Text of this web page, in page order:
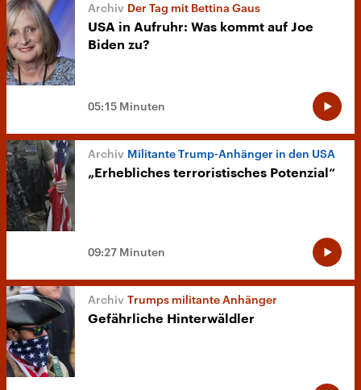
Der Tag mit Bettina Gaus
USA in Aufruhr: Was kommt auf Joe
Biden zu?
05:15 Minuten
Militante Trump-Anhänger in den USA
„Erhebliches terroristisches Potenzial“
09:27 Minuten
Trumps militante Anhänger
Gefährliche Hinterwäldler